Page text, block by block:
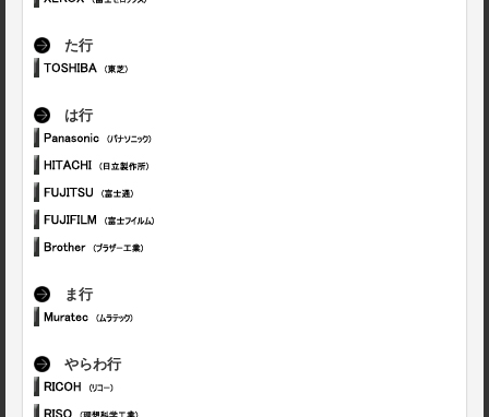
た行
は行
ま行
やらわ行